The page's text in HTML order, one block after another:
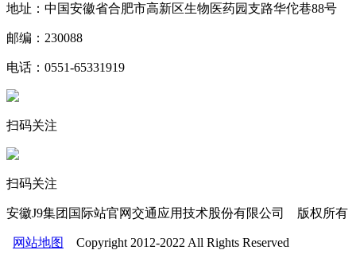
地址：中国安徽省合肥市高新区生物医药园支路华佗巷88号
邮编：230088
电话：0551-65331919
扫码关注
扫码关注
安徽J9集团国际站官网交通应用技术股份有限公司 版权所有
网站地图 Copyright 2012-2022 All Rights Reserved